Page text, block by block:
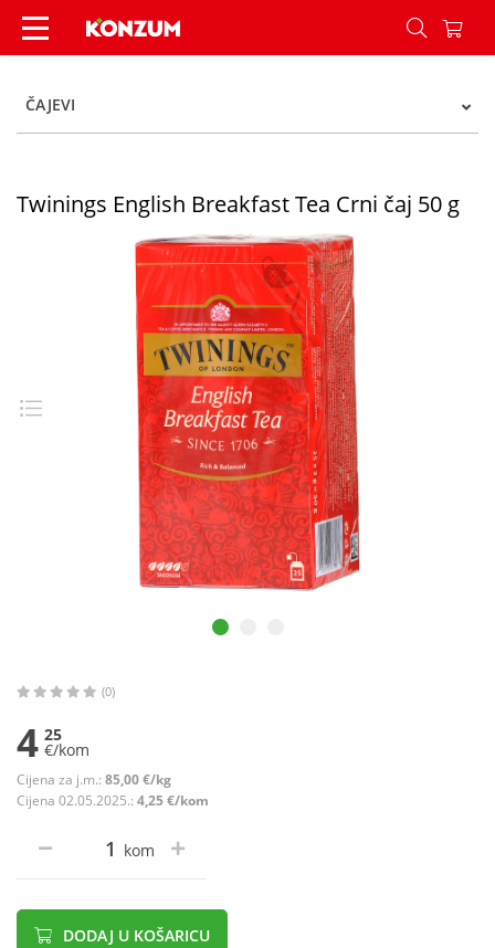
Twinings English Breakfast Tea Crni čaj 50 g -
ČAJEVI
Twinings English Breakfast Tea Crni čaj 50 g
(0)
4 25
€/kom
Cijena za j.m.: 85,00 €/kg
Cijena 02.05.2025.: 4,25 €/kom
kom
DODAJ U KOŠARICU